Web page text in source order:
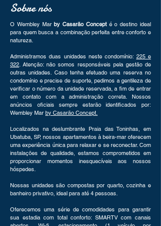
Sobre nós
O Wembley Marby Casarão Concept é o destino ideal
para quem busca a combinação perfeita entre conforto e
natureza.
Administramos duas unidades neste condomínio: 225 e
322. Atenção: não somos responsáveis pela gestão de
outras unidades. Caso tenha efetuado uma reserva no
condomínio e precise de suporte, pedimos a gentileza de
verificar o número da unidade reservada, a fim de entrar
em contato com a administração correta. Nossos
anúncios oficiais sempre estarão identificados por:
Wembley Mar by Casarão Concept.
Localizados na deslumbrante Praia das Toninhas, em
Ubatuba, SP, nossos apartamentos à beira-mar oferecem
uma experiência única para relaxar e se reconectar. Com
instalações de qualidade, estamos comprometidos em
proporcionar momentos inesquecíveis aos nossos
hóspedes.
Nossas unidades são compostas por quarto, cozinha e
banheiro privativo, ideal para até 4 pessoas.
Oferecemos uma série de comodidades para garantir
sua estadia com total conforto: SMARTV com canais